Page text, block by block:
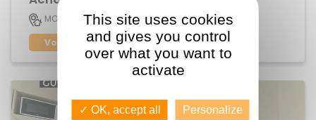
MORDELLES 2
45 M2
Voir le bien
This site uses cookies
and gives you control
over what you want to
activate
✓ OK, accept all Personalize